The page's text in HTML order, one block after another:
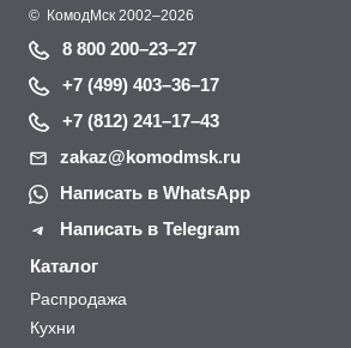
© КомодМск 2002–2026
8 800 200–23–27
+7 (499) 403–36–17
+7 (812) 241–17–43
zakaz@komodmsk.ru
Написать в WhatsApp
Написать в Telegram
Каталог
Распродажа
Кухни